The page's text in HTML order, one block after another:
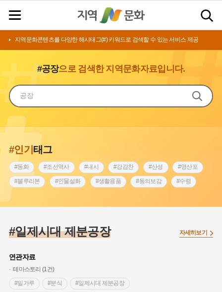
지역문화콘텐츠를 다양한 해시태그(#) 키워드로 검색할 수 있는 서비스 제공
#공장으로 검색한 지역문화자료입니다.
#인기태그
#동화 #조선역사 #내시 #강감찬 #산성 #영산포
#블루리본 #인물설화 #생활용품 #동의보감 #수령
#염전 #종로구 #애민 #갯벌 #의병활동
#성곽
#설화 #조선 시대 사회
#온라인 생활사박물관 #3.1운동 #원호원두표묘역
#일제시대 제분공장
연관자료
테마스토리 (1건)
#밀가루
#분식 #일제시대 제분공장
자세히보기